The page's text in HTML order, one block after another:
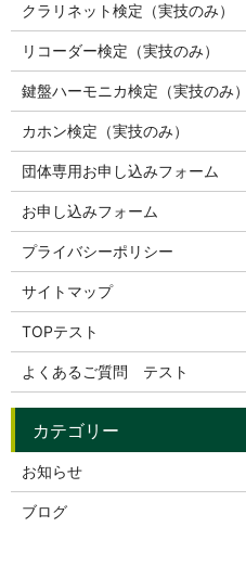
クラリネット検定（実技のみ）
リコーダー検定（実技のみ）
鍵盤ハーモニカ検定（実技のみ）
カホン検定（実技のみ）
団体専用お申し込みフォーム
お申し込みフォーム
プライバシーポリシー
サイトマップ
TOPテスト
よくあるご質問 テスト
お知らせ
ブログ